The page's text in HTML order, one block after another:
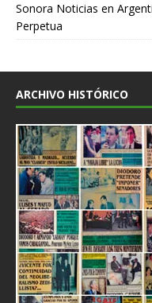
Sonora Noticias en
Perpetua
ARCHIVO HISTÓRICO